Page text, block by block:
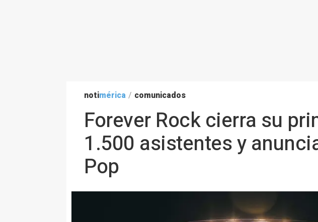
notimérica / comunicados
Forever Rock cierra su
1.500 asistentes y
Pop